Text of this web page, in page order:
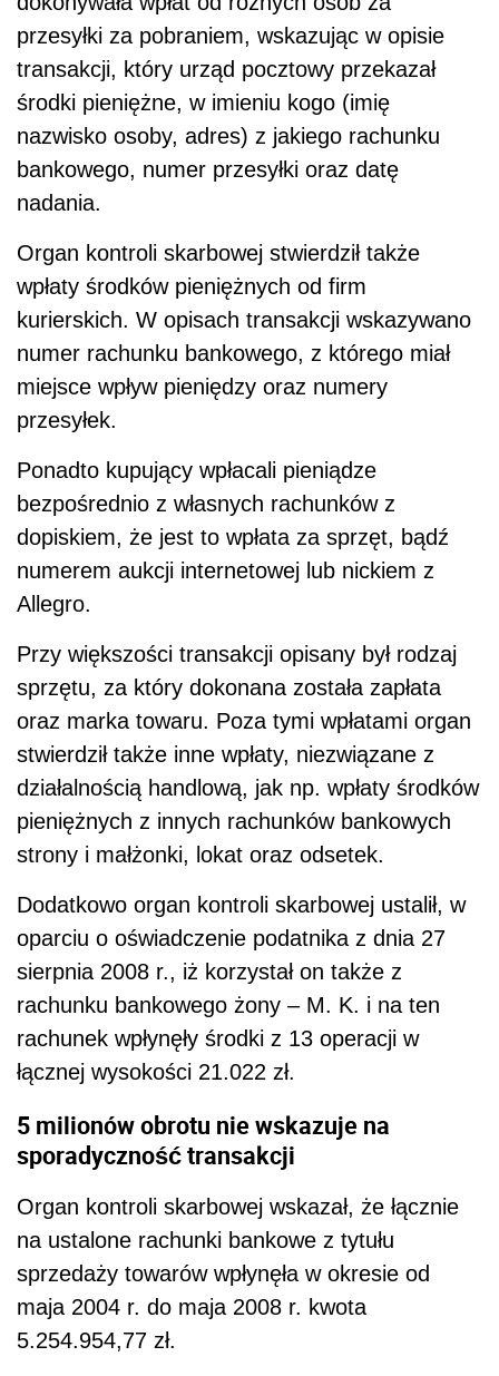
przesyłki za pobraniem, wskazując w opisie
transakcji, który urząd pocztowy przekazał
środki pieniężne, w imieniu kogo (imię
nazwisko osoby, adres) z jakiego rachunku
bankowego, numer przesyłki oraz datę
nadania.
Organ kontroli skarbowej stwierdził także
wpłaty środków pieniężnych od firm
kurierskich. W opisach transakcji wskazywano
numer rachunku bankowego, z którego miał
miejsce wpływ pieniędzy oraz numery
przesyłek.
Ponadto kupujący wpłacali pieniądze
bezpośrednio z własnych rachunków z
dopiskiem, że jest to wpłata za sprzęt, bądź
numerem aukcji internetowej lub nickiem z
Allegro.
Przy większości transakcji opisany był rodzaj
sprzętu, za który dokonana została zapłata
oraz marka towaru. Poza tymi wpłatami organ
stwierdził także inne wpłaty, niezwiązane z
działalnością handlową, jak np. wpłaty środków
pieniężnych z innych rachunków bankowych
strony i małżonki, lokat oraz odsetek.
Dodatkowo organ kontroli skarbowej ustalił, w
oparciu o oświadczenie podatnika z dnia 27
sierpnia 2008 r., iż korzystał on także z
rachunku bankowego żony – M. K. i na ten
rachunek wpłynęły środki z 13 operacji w
łącznej wysokości 21.022 zł.
5 milionów obrotu nie wskazuje na
sporadyczność transakcji
Organ kontroli skarbowej wskazał, że łącznie
na ustalone rachunki bankowe z tytułu
sprzedaży towarów wpłynęła w okresie od
maja 2004 r. do maja 2008 r. kwota
5.254.954,77 zł.